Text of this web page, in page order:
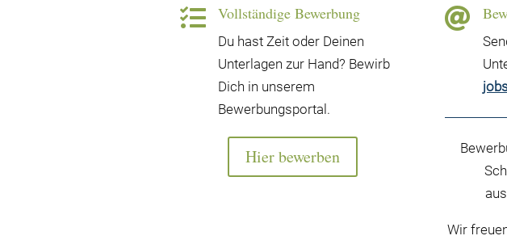
 Vollständige Bewerbung
Du hast Zeit oder Deinen
Unterlagen zur Hand? Bewirb
Dich in unserem
Bewerbungsportal.
Hier bewerben

Wir